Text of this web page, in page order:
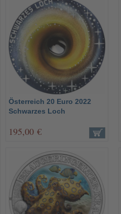
Österreich 20 Euro 2022
Schwarzes Loch
195,00 €